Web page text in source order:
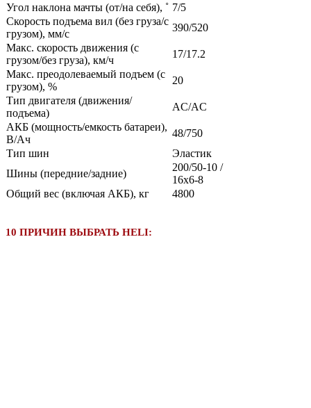
Угол наклона мачты (от/на себя), ˚ 7/5
Скорость подъема вил (без груза/с
грузом), мм/с
390/520
Макс. скорость движения (с
грузом/без груза), км/ч
17/17.2
Макс. преодолеваемый подъем (с
грузом), %
20
Тип двигателя (движения/
подъема)
AC/AC
АКБ (мощность/емкость батареи),
В/Ач
48/750
Тип шин
Эластик
Шины (передние/задние)
200/50-10 /
16x6-8
Общий вес (включая АКБ), кг
4800
10 ПРИЧИН ВЫБРАТЬ HELI: